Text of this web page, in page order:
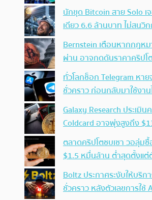
นักขุด Bitcoin สาย Solo
เดียว 6.6 ล้านบาท ไม่สนวิ
Bernstein เตือนหากกฎหม
ผ่าน อาจกดดันราคาคริปโ
ทั่วโลกช็อก Telegram หา
ชั่วคราว ก่อนกลับมาใช้งา
Galaxy Research ประเมิ
Coldcard อาจพุ่งสูงถึง
ตลาดคริปโตซบเซา วอลุ่ม
$1.5 หมื่นล้าน ต่ำสุดตั้งแ
Boltz ประกาศระงับให้บริก
ชั่วคราว หลังตัวเลขการใช้